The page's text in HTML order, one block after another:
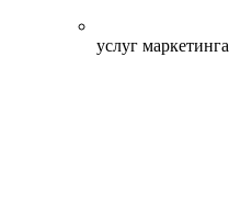
услуг маркетинга